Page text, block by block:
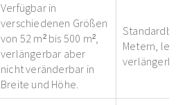
Verfügbar in
verschiedenen Größen
von 52 m² bis 500 m²,
verlängerbar aber
nicht veränderbar in
Breite und Höhe.
Metern,